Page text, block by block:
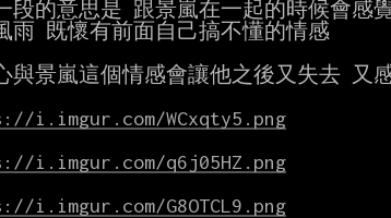
段的意思是 跟景嵐在一起的時候會感
雨 既懷有前面自己搞不懂的情感
與景嵐這個情感會讓他之後又失去 又
i.imgur.com/WCxqty5.png
i.imgur.com/q6j05HZ.png
i.imgur.com/G8OTCL9.png